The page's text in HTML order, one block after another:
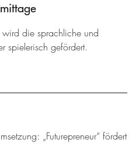
wird die sprachliche und
spielerisch gefördert.
„Futurepreneur“ fördert